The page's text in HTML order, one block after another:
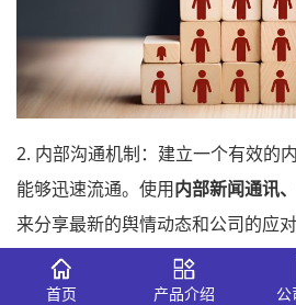
2. 内部沟通机制：建立一个有效的
能够迅速流通。使用内部新闻通讯
来分享最新的舆情动态和公司的应对
3. 明确政策和指导方针：制定清晰
首页 产品介绍 公